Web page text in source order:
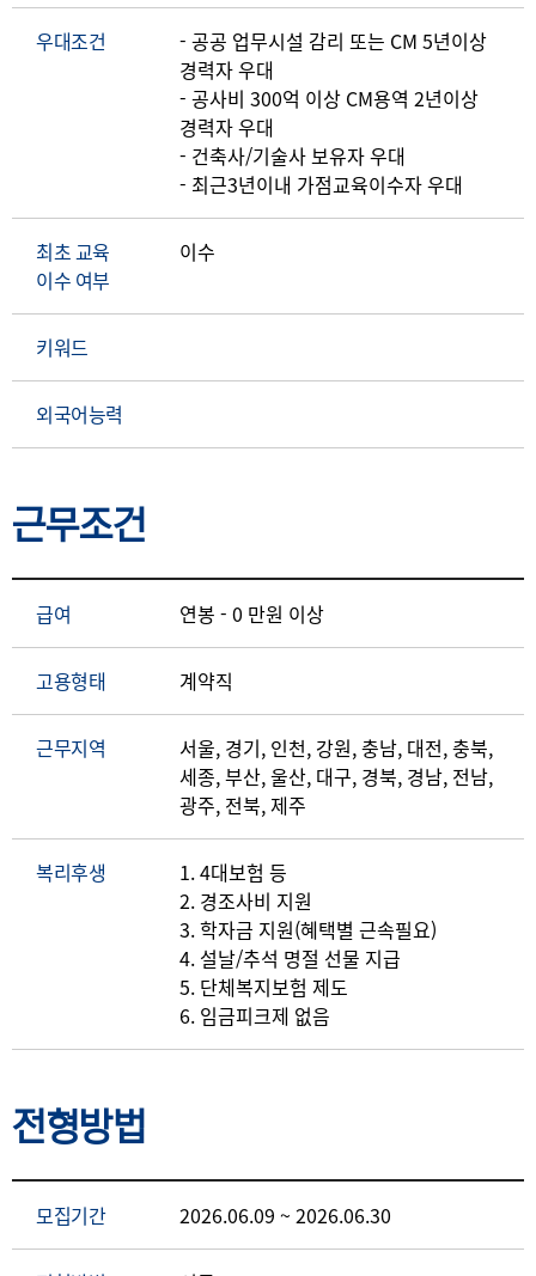
우대조건
- 공공 업무시설 감리 또는 CM 5년이상
경력자 우대
- 공사비 300억 이상 CM용역 2년이상
경력자 우대
- 건축사/기술사 보유자 우대
- 최근3년이내 가점교육이수자 우대
최초 교육
이수 여부
이수
키워드
외국어능력
근무조건
급여 연봉 - 0 만원 이상
고용형태 계약직
근무지역
서울, 경기, 인천, 강원, 충남, 대전, 충북,
세종, 부산, 울산, 대구, 경북, 경남, 전남,
광주, 전북, 제주
복리후생
1. 4대보험 등
2. 경조사비 지원
3. 학자금 지원(혜택별 근속필요)
4. 설날/추석 명절 선물 지급
5. 단체복지보험 제도
6. 임금피크제 없음
전형방법
모집기간 2026.06.09 ~ 2026.06.30